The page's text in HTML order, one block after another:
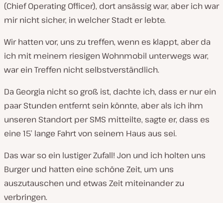
(Chief Operating Officer), dort ansässig war, aber ich war
mir nicht sicher, in welcher Stadt er lebte.
Wir hatten vor, uns zu treffen, wenn es klappt, aber da
ich mit meinem riesigen Wohnmobil unterwegs war,
war ein Treffen nicht selbstverständlich.
Da Georgia nicht so groß ist, dachte ich, dass er nur ein
paar Stunden entfernt sein könnte, aber als ich ihm
unseren Standort per SMS mitteilte, sagte er, dass es
eine 15′ lange Fahrt von seinem Haus aus sei.
Das war so ein lustiger Zufall! Jon und ich holten uns
Burger und hatten eine schöne Zeit, um uns
auszutauschen und etwas Zeit miteinander zu
verbringen.